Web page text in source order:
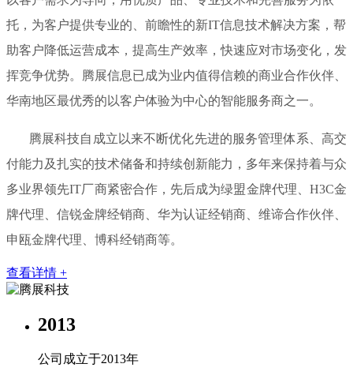
托，为客户提供专业的、前瞻性的新IT信息技术解决方案，帮
助客户降低运营成本，提高生产效率，快速应对市场变化，发
挥竞争优势。腾展信息已成为业内值得信赖的商业合作伙伴、
华南地区最优秀的以客户体验为中心的智能服务商之一。
腾展科技自成立以来不断优化先进的服务管理体系、高交
付能力及扎实的技术储备和持续创新能力，多年来保持着与众
多业界领先IT厂商紧密合作，先后成为绿盟金牌代理、H3C金
牌代理、信锐金牌经销商、华为认证经销商、维谛合作伙伴、
申瓯金牌代理、博科经销商等。
查看详情 +
2013
公司成立于2013年